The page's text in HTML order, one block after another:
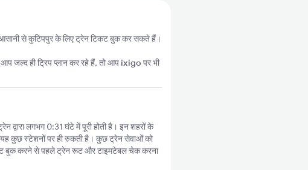
से कुटिपपुर के लिए ट्रेन टिकट बुक कर सकते हैं।
जल्द ही ट्रिप प्लान कर रहे हैं, तो आप ixigoपर भी
द्वारा लगभग 0:31 घंटे में पूरी होती है। इन शहरों के
कुछ स्टेशनों पर ही रुकती है। कुछ ट्रेन सेवाओं को
बुक करने से पहले ट्रेन रूट और टाइमटेबल चेक करना